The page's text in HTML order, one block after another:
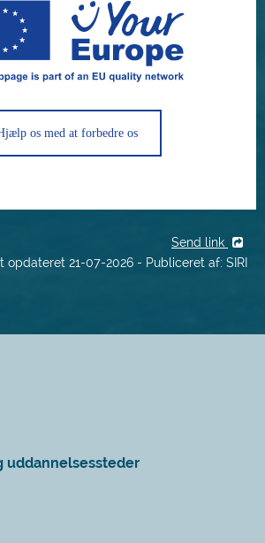
os med at forbedre os
Send link
opdateret 21-07-2026 - Publiceret af: SIRI
uddannelsessteder